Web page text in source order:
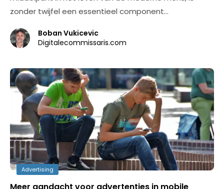
zonder twijfel een essentieel component…
Boban Vukicevic
Digitalecommissaris.com
Advertising